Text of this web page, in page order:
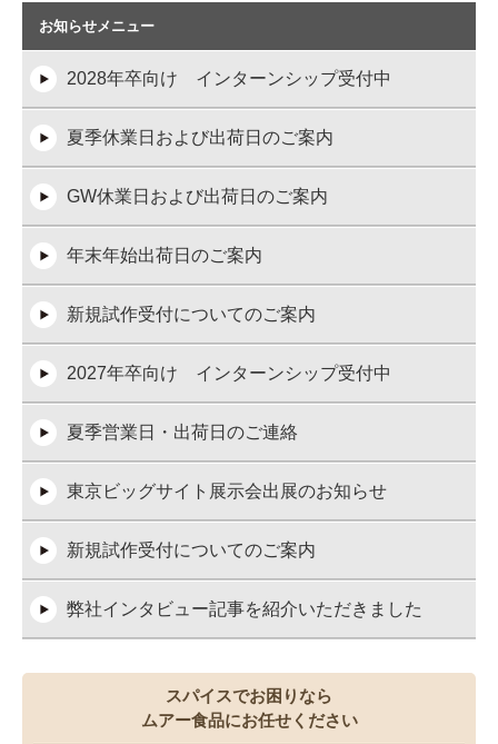
お知らせメニュー
2028年卒向け インターンシップ受付中
夏季休業日および出荷日のご案内
GW休業日および出荷日のご案内
年末年始出荷日のご案内
新規試作受付についてのご案内
2027年卒向け インターンシップ受付中
夏季営業日・出荷日のご連絡
東京ビッグサイト展示会出展のお知らせ
新規試作受付についてのご案内
弊社インタビュー記事を紹介いただきました
スパイスでお困りなら
ムアー食品にお任せください